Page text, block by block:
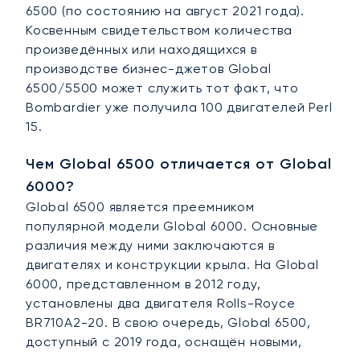
6500 (по состоянию на август 2021 года).
Косвенным свидетельством количества
произведённых или находящихся в
производстве бизнес-джетов Global
6500/5500 может служить тот факт, что
Bombardier уже получила 100 двигателей Perl
15.
Чем Global 6500 отличается от Global
6000?
Global 6500 является преемником
популярной модели Global 6000. Основные
различия между ними заключаются в
двигателях и конструкции крыла. На Global
6000, представленном в 2012 году,
установлены два двигателя Rolls-Royce
BR710A2-20. В свою очередь, Global 6500,
доступный с 2019 года, оснащён новыми,